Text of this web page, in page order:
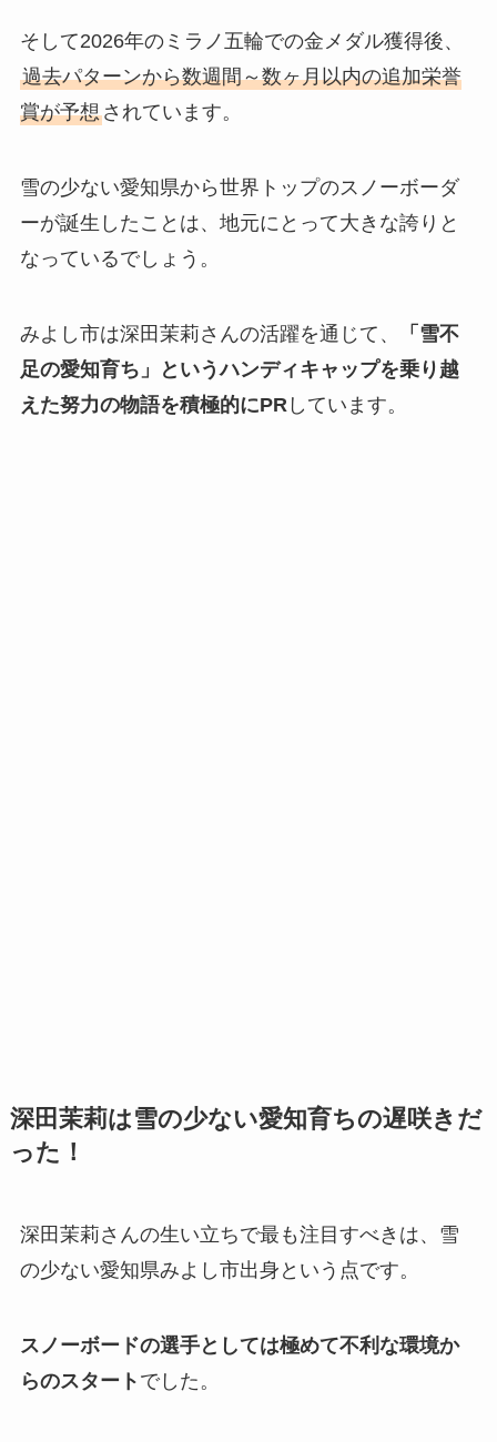
そして2026年のミラノ五輪での金メダル獲得後、
過去パターンから数週間～数ヶ月以内の追加栄誉
賞が予想されています。
雪の少ない愛知県から世界トップのスノーボーダ
ーが誕生したことは、地元にとって大きな誇りと
なっているでしょう。
みよし市は深田茉莉さんの活躍を通じて、
「雪不
足の愛知育ち」というハンディキャップを乗り越
えた努力の物語を積極的にPR しています。
深田茉莉は雪の少ない愛知育ちの遅咲きだ
った！
深田茉莉さんの生い立ちで最も注目すべきは、雪
の少ない愛知県みよし市出身という点です。
スノーボードの選手としては極めて不利な環境か
らのスタート でした。